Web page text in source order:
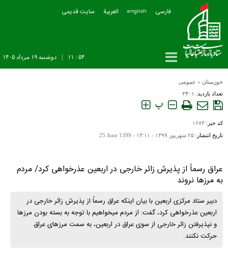
فارسی english العربیة سایت قدیمی
دوشنبه ۱۹ مرداد ۱۴۰۵ ۵۴ : ۱۱
خوزستان » عمومی
تعداد بازدید: ۲۳۰۱
پ
کد خبر: ۱۶۷۳
تاریخ انتشار: ۲۵ شهريور ۱۳۹۹ - ۱۳:۱۱ - 25 June 1399
عراق رسماً از پذیرش زائر خارجی در اربعین عذرخواهی کرد/ مردم
به مرزها نروند
دبیر ستاد مرکزی اربعین با بیان اینکه عراق رسماً از پذیرش زائر خارجی در
اربعین عذرخواهی کرد، گفت: از مردم می‎خواهیم با توجه به بسته بودن مرزها
و نپذیرفتن زائر خارجی از سوی عراق در اربعین، به سمت مرزهای عراق
حرکت نکنند.